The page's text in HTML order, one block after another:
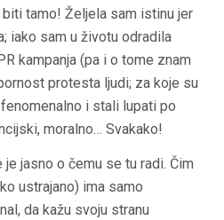
tamo! Željela sam istinu jer
iako sam u životu odradila
kampanja (pa i o tome znam
protesta ljudi; za koje su
i stali lupati po
moralno… Svakako!
jasno o čemu se tu radi. Čim
ustrajano) ima samo
da kažu svoju stranu